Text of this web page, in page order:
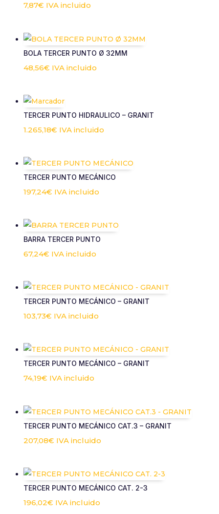
7,87€ IVA incluido
BOLA TERCER PUNTO Ø 32MM
48,56€ IVA incluido
TERCER PUNTO HIDRAULICO – GRANIT
1.265,18€ IVA incluido
TERCER PUNTO MECÁNICO
197,24€ IVA incluido
BARRA TERCER PUNTO
67,24€ IVA incluido
TERCER PUNTO MECÁNICO – GRANIT
103,73€ IVA incluido
TERCER PUNTO MECÁNICO – GRANIT
74,19€ IVA incluido
TERCER PUNTO MECÁNICO CAT.3 – GRANIT
207,08€ IVA incluido
TERCER PUNTO MECÁNICO CAT. 2-3
196,02€ IVA incluido
cookies,
desaparecerán
de la web.
intereses y
comportamiento
mientras visitas
nuestro sitio,
aumentas la
ofertas
personalizados.